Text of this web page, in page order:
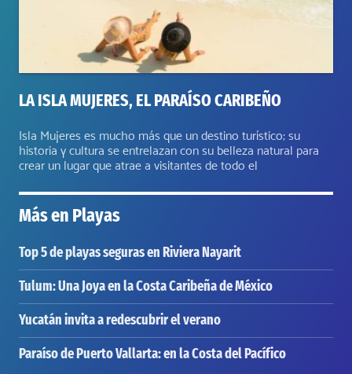
LA ISLA MUJERES, EL PARAÍSO CARIBEÑO
Isla Mujeres es mucho más que un destino turístico; su
historia y cultura se entrelazan con su belleza natural para
crear un lugar que atrae a visitantes de todo el
Más en Playas
Top 5 de playas seguras en Riviera Nayarit
Tulum: Una Joya en la Costa Caribeña de México
Yucatán invita a redescubrir el verano
Paraíso de Puerto Vallarta: en la Costa del Pacífico